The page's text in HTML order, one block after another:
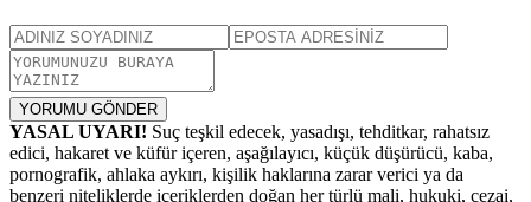
YORUMU GÖNDER
YASAL UYARI! Suç teşkil edecek, yasadışı, tehditkar, rahatsız
edici, hakaret ve küfür içeren, aşağılayıcı, küçük düşürücü, kaba,
pornografik, ahlaka aykırı, kişilik haklarına zarar verici ya da
benzeri niteliklerde içeriklerden doğan her türlü mali, hukuki, cezai,